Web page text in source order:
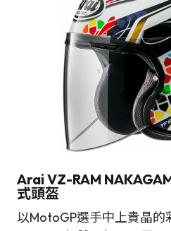
Arai VZ-RAM
式頭盔
以MotoGP選手中上貴晶的